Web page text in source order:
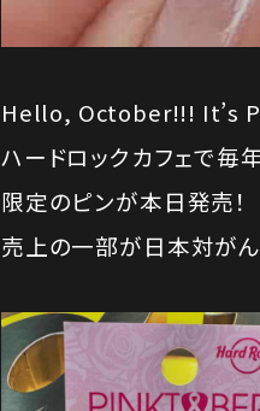
Hello, October!!! It’s
ハードロックカフェで毎
限定のピンが本日発売！
売上の一部が日本対がん